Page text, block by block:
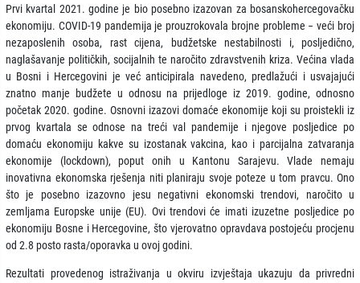
Prvi kvartal 2021. godine je bio posebno izazovan za bosanskohercegovačku
ekonomiju. COVID-19 pandemija je prouzrokovala brojne probleme − veći broj
nezaposlenih osoba, rast cijena, budžetske nestabilnosti i, posljedično,
naglašavanje političkih, socijalnih te naročito zdravstvenih kriza. Većina vlada
u Bosni i Hercegovini je već anticipirala navedeno, predlažući i usvajajući
znatno manje budžete u odnosu na prijedloge iz 2019. godine, odnosno
početak 2020. godine. Osnovni izazovi domaće ekonomije koji su proistekli iz
prvog kvartala se odnose na treći val pandemije i njegove posljedice po
domaću ekonomiju kakve su izostanak vakcina, kao i parcijalna zatvaranja
ekonomije (lockdown), poput onih u Kantonu Sarajevu. Vlade nemaju
inovativna ekonomska rješenja niti planiraju svoje poteze u tom pravcu. Ono
što je posebno izazovno jesu negativni ekonomski trendovi, naročito u
zemljama Europske unije (EU). Ovi trendovi će imati izuzetne posljedice po
ekonomiju Bosne i Hercegovine, što vjerovatno opravdava postojeću procjenu
od 2.8 posto rasta/oporavka u ovoj godini.
Rezultati provedenog istraživanja u okviru izvještaja ukazuju da privredni